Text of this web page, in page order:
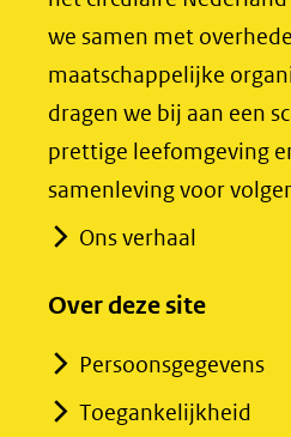
naar
een
andere
website)
naar
een
andere
website)
we samen met
maatschappelijke
dragen we bij aan een
prettige leefomgeving
samenleving voor
Ons verhaal
Over deze site
Persoonsgegevens
Toegankelijkheid